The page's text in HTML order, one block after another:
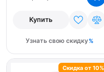
Купить
Узнать свою скидку
Скидка от 10%